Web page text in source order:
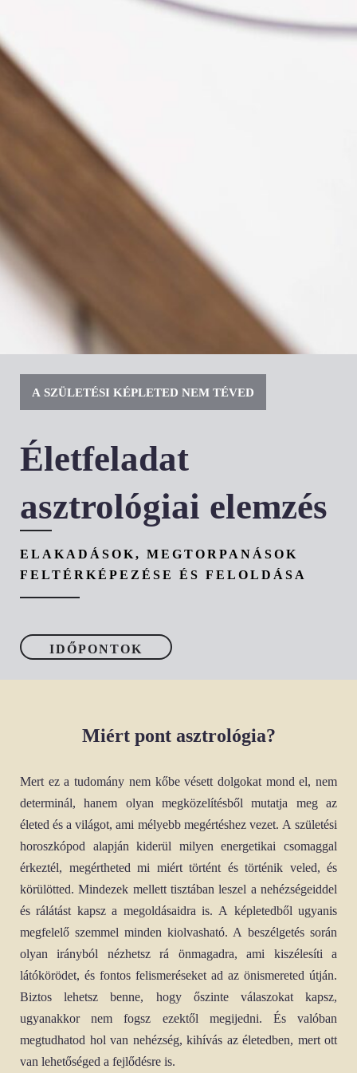
A SZÜLETÉSI KÉPLETED NEM TÉVED
Életfeladat
asztrológiai elemzés
ELAKADÁSOK, MEGTORPANÁSOK
FELTÉRKÉPEZÉSE ÉS FELOLDÁSA
IDŐPONTOK
Miért pont asztrológia?
Mert ez a tudomány nem kőbe vésett dolgokat mond el, nem
determinál, hanem olyan megközelítésből mutatja meg az
életed és a világot, ami mélyebb megértéshez vezet. A születési
horoszkópod alapján kiderül milyen energetikai csomaggal
érkeztél, megértheted mi miért történt és történik veled, és
körülötted. Mindezek mellett tisztában leszel a nehézségeiddel
és rálátást kapsz a megoldásaidra is. A képletedből ugyanis
megfelelő szemmel minden kiolvasható. A beszélgetés során
olyan irányból nézhetsz rá önmagadra, ami kiszélesíti a
látókörödet, és fontos felismeréseket ad az önismereted útján.
Biztos lehetsz benne, hogy őszinte válaszokat kapsz,
ugyanakkor nem fogsz ezektől megijedni. És valóban
megtudhatod hol van nehézség, kihívás az életedben, mert ott
van lehetőséged a fejlődésre is.